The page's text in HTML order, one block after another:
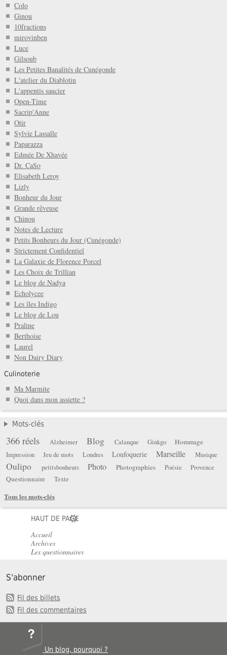
Colo
Ginou
10fractions
mirovinben
Luce
Gilsoub
Les Petites Banalités de Cunégonde
L'atelier du Diablotin
L'appentis saucier
Open-Time
Sacrip'Anne
Otir
Sylvie Lassalle
Paparazza
Edmée De Xhavée
Dr. CaSo
Elisabeth Leroy
Lizly
Bonheur du Jour
Grande rêveuse
Chinou
Notes de Lecture
Petits Bonheurs du Jour (Cunégonde)
Strictement Confidentiel
La Galaxie de Florence Porcel
Les Choix de Trillian
Le blog de Nadya
Echolycee
Les îles Indigo
Le blog de Lou
Praline
Berthoise
Laurel
Non Dairy Diary
Culinoterie
Ma Marmite
Quoi dans mon assiette ?
Mots-clés
366 réels Alzheimer Blog Calanque Ginkgo Hommage
Impression Jeu de mots Londres Loufoquerie Marseille Musique
Oulipo petitsbonheurs Photo Photographies Poésie Provence
Questionnaire Texte
Tous les mots-clés
HAUT DE PAGE
Accueil
Archives
Les questionnaires
S'abonner
Fil des billets
Fil des commentaires
Un blog, pourquoi ?